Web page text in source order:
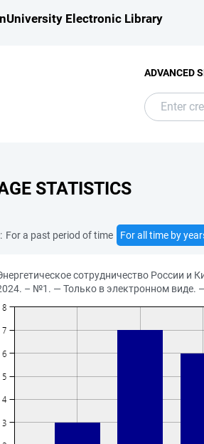
Electronic Library
ADVANCED
STATISTICS
For a past period of time For all time by
сотрудничество России
– №1. — Только в электронном виде.